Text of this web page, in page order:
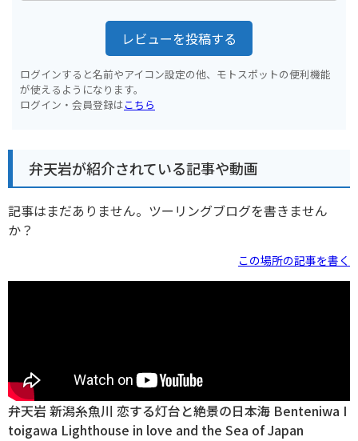
レビューを投稿する
ログインすると名前やアイコン設定の他、モトスポットの便利機能
が使えるようになります。
ログイン・会員登録はこちら
弁天岩が紹介されている記事や動画
記事はまだありません。ツーリングブログを書きません
か？
この場所の記事を書く
弁天岩 新潟糸魚川 恋する灯台と絶景の日本海 Benteniwa I
toigawa Lighthouse in love and the Sea of Japan